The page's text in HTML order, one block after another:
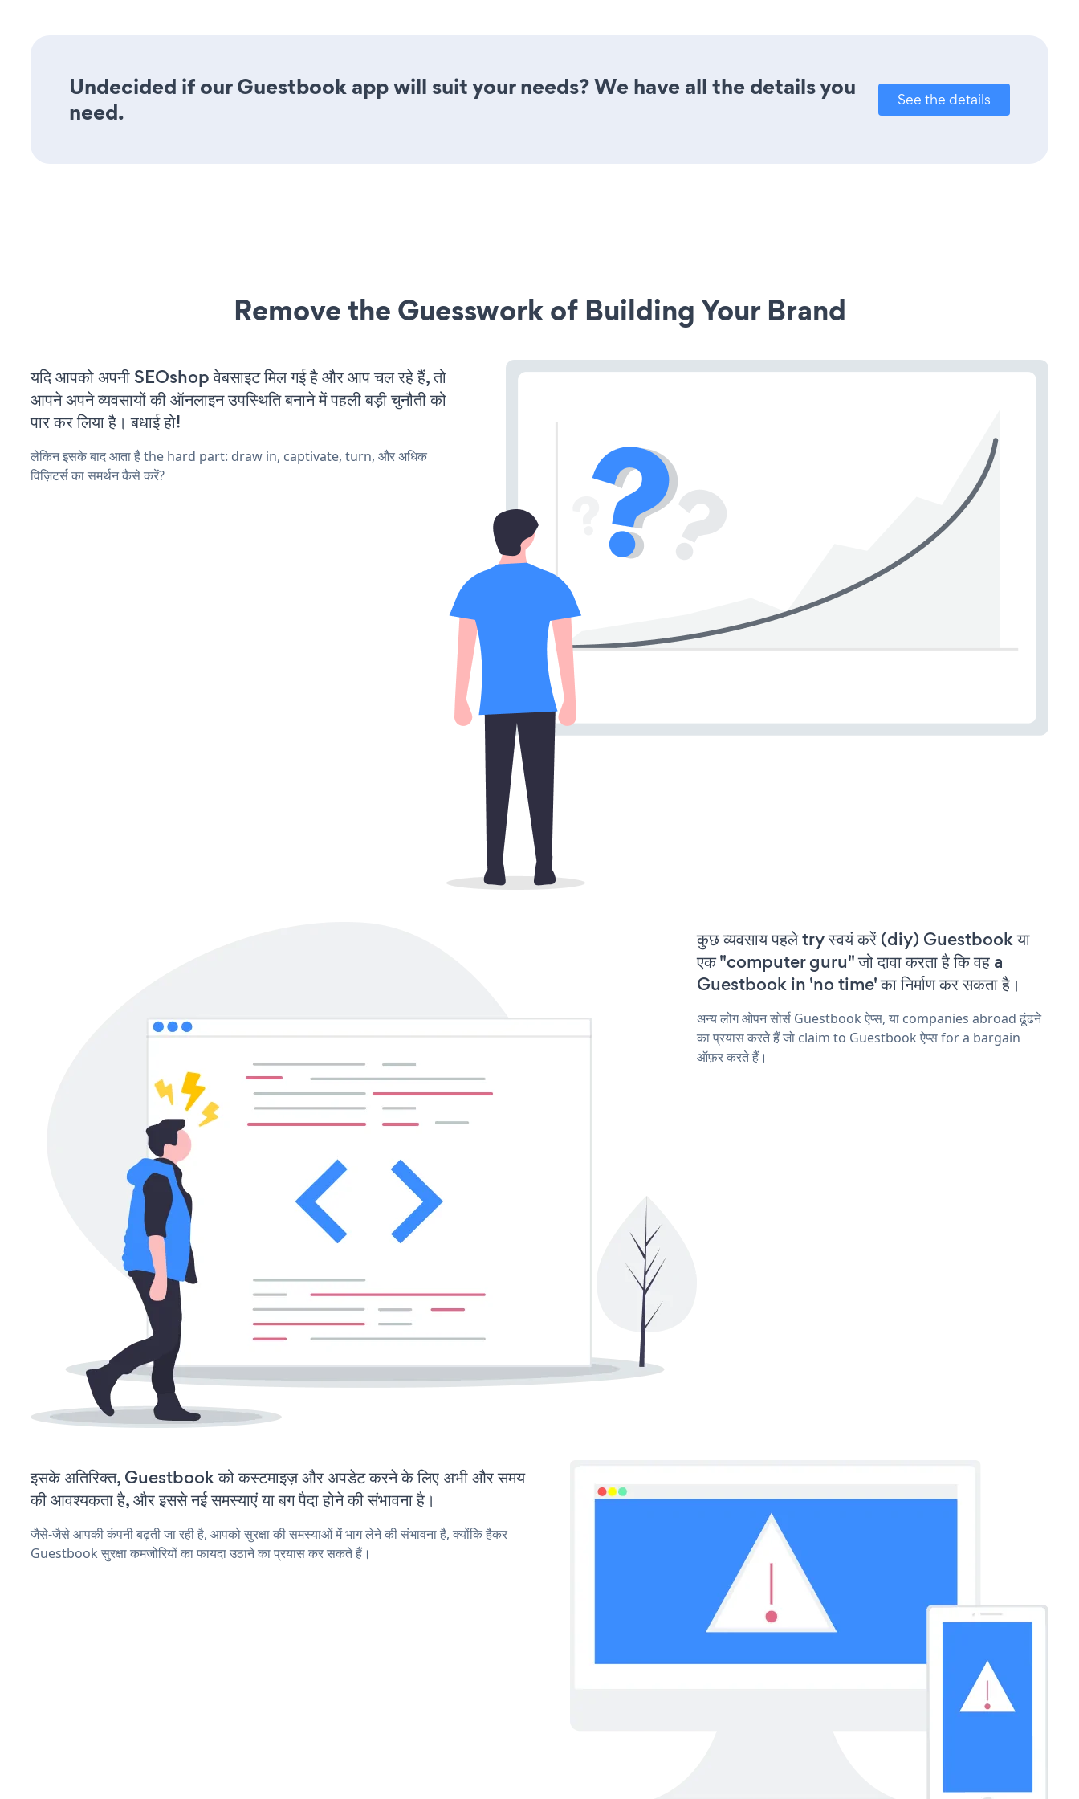
Undecided if our Guestbook app will suit your needs? We have all the details you
need.
See the details
Remove the Guesswork of Building Your Brand
यदि आपको अपनी SEOshop वेबसाइट मिल गई है और आप चल रहे हैं, तो
आपने अपने व्यवसायों की ऑनलाइन उपस्थिति बनाने में पहली बड़ी चुनौती को
पार कर लिया है। बधाई हो!
लेकिन इसके बाद आता है the hard part: draw in, captivate, turn, और अधिक
विज़िटर्स का समर्थन कैसे करें?
कुछ व्यवसाय पहले try स्वयं करें (diy) Guestbook या
एक "computer guru" जो दावा करता है कि वह a
Guestbook in 'no time' का निर्माण कर सकता है।
अन्य लोग ओपन सोर्स Guestbook ऐप्स, या companies abroad ढूंढने
का प्रयास करते हैं जो claim to Guestbook ऐप्स for a bargain
ऑफ़र करते हैं।
इसके अतिरिक्त, Guestbook को कस्टमाइज़ और अपडेट करने के लिए अभी और समय
की आवश्यकता है, और इससे नई समस्याएं या बग पैदा होने की संभावना है।
जैसे-जैसे आपकी कंपनी बढ़ती जा रही है, आपको सुरक्षा की समस्याओं में भाग लेने की संभावना है, क्योंकि हैकर
Guestbook सुरक्षा कमजोरियों का फायदा उठाने का प्रयास कर सकते हैं।